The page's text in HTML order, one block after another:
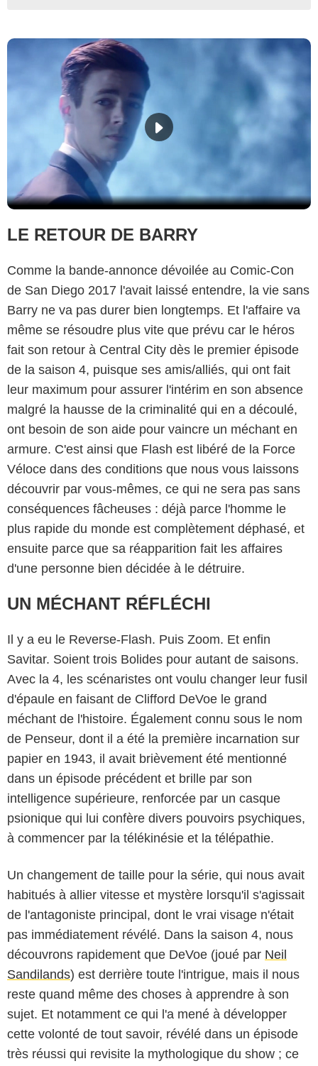
LE RETOUR DE BARRY
Comme la bande-annonce dévoilée au Comic-Con
de San Diego 2017 l'avait laissé entendre, la vie sans
Barry ne va pas durer bien longtemps. Et l'affaire va
même se résoudre plus vite que prévu car le héros
fait son retour à Central City dès le premier épisode
de la saison 4, puisque ses amis/alliés, qui ont fait
leur maximum pour assurer l'intérim en son absence
malgré la hausse de la criminalité qui en a découlé,
ont besoin de son aide pour vaincre un méchant en
armure. C'est ainsi que Flash est libéré de la Force
Véloce dans des conditions que nous vous laissons
découvrir par vous-mêmes, ce qui ne sera pas sans
conséquences fâcheuses : déjà parce l'homme le
plus rapide du monde est complètement déphasé, et
ensuite parce que sa réapparition fait les affaires
d'une personne bien décidée à le détruire.
UN MÉCHANT RÉFLÉCHI
Il y a eu le Reverse-Flash. Puis Zoom. Et enfin
Savitar. Soient trois Bolides pour autant de saisons.
Avec la 4, les scénaristes ont voulu changer leur fusil
d'épaule en faisant de Clifford DeVoe le grand
méchant de l'histoire. Également connu sous le nom
de Penseur, dont il a été la première incarnation sur
papier en 1943, il avait brièvement été mentionné
dans un épisode précédent et brille par son
intelligence supérieure, renforcée par un casque
psionique qui lui confère divers pouvoirs psychiques,
à commencer par la télékinésie et la télépathie.
Un changement de taille pour la série, qui nous avait
habitués à allier vitesse et mystère lorsqu'il s'agissait
de l'antagoniste principal, dont le vrai visage n'était
pas immédiatement révélé. Dans la saison 4, nous
découvrons rapidement que DeVoe (joué par Neil
Sandilands) est derrière toute l'intrigue, mais il nous
reste quand même des choses à apprendre à son
sujet. Et notamment ce qui l'a mené à développer
cette volonté de tout savoir, révélé dans un épisode
très réussi qui revisite la mythologique du show ; ce